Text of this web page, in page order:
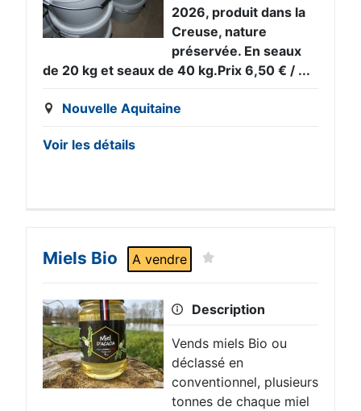
2026, produit dans la
Creuse, nature
préservée. En seaux
de 20 kg et seaux de 40 kg.Prix 6,50 € / ...
Nouvelle Aquitaine
Voir les détails
Miels Bio A vendre
Description
Vends miels Bio ou
déclassé en
conventionnel, plusieurs
tonnes de chaque miel